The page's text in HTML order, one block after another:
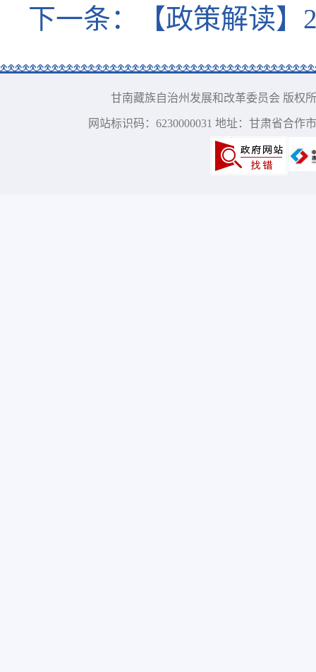
下一条：
【政策解读
甘南藏族自治州发展和改革委员会 版权
网站标识码：6230000031 地址：甘肃省合作